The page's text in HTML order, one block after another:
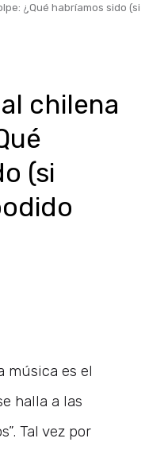
¿Qué habríamos sido (si
chilena
(si
música es el
halla a las
Tal vez por